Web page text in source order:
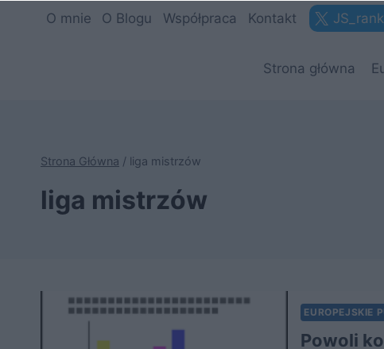
O mnie O Blogu Współpraca Kontakt
Strona główna
Strona Główna / liga mistrzów
liga mistrzów
EUROPEJSKIE
Powoli